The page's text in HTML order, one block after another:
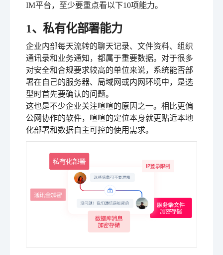
IM平台，至少要重点看以下10项能力。
1、私有化部署能力
企业内部每天流转的聊天记录、文件资料、组织
通讯录和业务通知，都属于重要数据。对于很多
对安全和合规要求较高的单位来说，系统能否部
署在自己的服务器、局域网或内网环境中，是选
型时首先要确认的问题。
这也是不少企业关注喧喧的原因之一。相比更偏
公网协作的软件，喧喧的定位本身就更贴近本地
化部署和数据自主可控的使用需求。